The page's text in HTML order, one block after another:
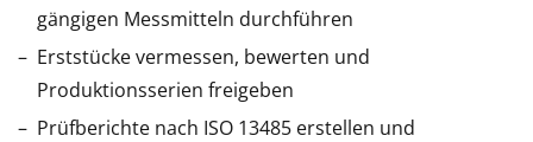
gängigen Messmitteln durchführen
Erststücke vermessen, bewerten und
Produktionsserien freigeben
Prüfberichte nach ISO 13485 erstellen und